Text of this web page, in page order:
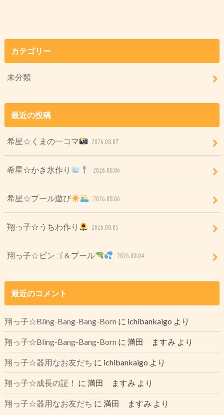
カテゴリー
未分類
最近の投稿
希星☆くまの一コマ 2026.08.07
希星☆かき氷作り 2026.08.06
希星☆プール遊び 2026.08.06
翔っ子☆うちわ作り 2026.08.05
翔っ子☆ビンゴ＆プール 2026.08.04
最近のコメント
翔っ子☆Bling-Bang-Bang-Born に ichibankaigo より
翔っ子☆Bling-Bang-Bang-Born に 満田 ますみ より
翔っ子☆器用なお友だち に ichibankaigo より
翔っ子☆成長の証！ に 満田 ますみ より
翔っ子☆器用なお友だち に 満田 ますみ より